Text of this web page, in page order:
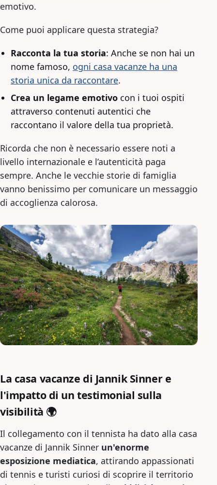
emotivo.
Come puoi applicare questa strategia?
Racconta la tua storia: Anche se non hai un
nome famoso, ogni casa vacanze ha una
storia unica da raccontare.
Crea un legame emotivo con i tuoi ospiti
attraverso contenuti autentici che
raccontano il valore della tua proprietà.
Ricorda che non è necessario essere noti a
livello internazionale e l’autenticità paga
sempre. Anche le vecchie storie di famiglia
vanno benissimo per comunicare un messaggio
di accoglienza calorosa.
La casa vacanze di Jannik Sinner e
l'impatto di un testimonial sulla
visibilità 🌍
Il collegamento con il tennista ha dato alla casa
vacanze di Jannik Sinner un'enorme
esposizione mediatica, attirando appassionati
di tennis e turisti curiosi di scoprire il territorio